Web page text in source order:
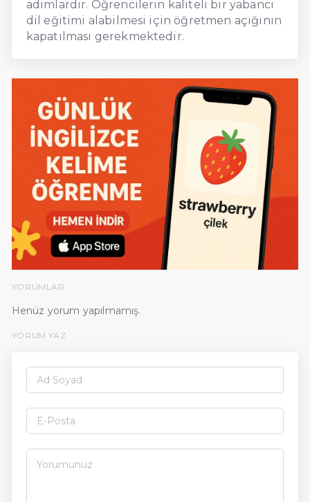
adımlardır. Öğrencilerin kaliteli bir yabancı
dil eğitimi alabilmesi için öğretmen açığının
kapatılması gerekmektedir.
YORUMLAR
Henüz yorum yapılmamış.
YORUM YAZ